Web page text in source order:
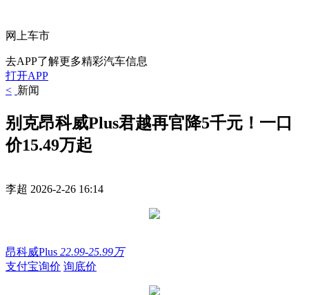
网上车市
去APP了解更多精彩汽车信息
打开APP
< 新闻
别克昂科威Plus君越再官降5千元！一口
价15.49万起
李超 2026-2-26 16:14
昂科威Plus 22.99-25.99万
支付宝询价 询底价